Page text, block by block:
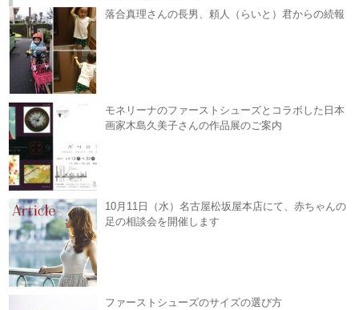
落合真理さんの長男、頼人（らいと）君からの続報
モネリーナのファーストシューズとコラボした日本
画家木島久美子さんの作品展のご案内
10月11日（水）名古屋松坂屋本店にて、赤ちゃんの
足の相談会を開催します
ファーストシューズのサイズの選び方